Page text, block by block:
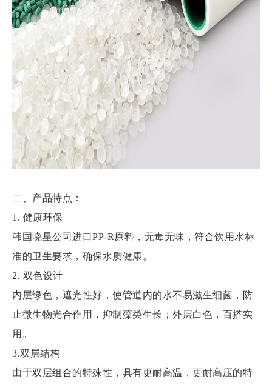
二、产品特点：
1. 健康环保
韩国晓星公司进口PP-R原料，无毒无味，符合饮用水标
准的卫生要求，确保水质健康。
2. 双色设计
内层绿色，遮光性好，使管道内的水不易滋生细菌，防
止微生物光合作用，抑制藻类生长；外层白色，百搭实
用。
3.双层结构
由于双层组合的特殊性，具有更耐高温，更耐高压的特